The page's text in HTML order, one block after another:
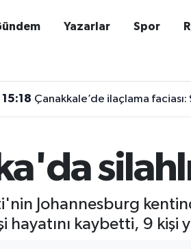
Yazarlar Spor
15:18 Çanakkale’de ilaçlama faciası:
silahlı
Johannesburg
hayatını kaybetti, 9 kişi